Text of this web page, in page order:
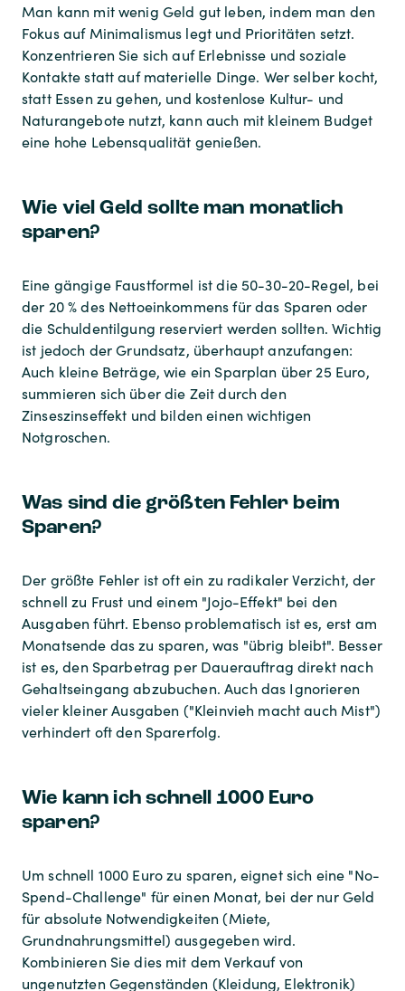
Man kann mit wenig Geld gut leben, indem man den
Fokus auf Minimalismus legt und Prioritäten setzt.
Konzentrieren Sie sich auf Erlebnisse und soziale
Kontakte statt auf materielle Dinge. Wer selber kocht,
statt Essen zu gehen, und kostenlose Kultur- und
Naturangebote nutzt, kann auch mit kleinem Budget
eine hohe Lebensqualität genießen.
Wie viel Geld sollte man monatlich
sparen?
Eine gängige Faustformel ist die 50-30-20-Regel, bei
der 20 % des Nettoeinkommens für das Sparen oder
die Schuldentilgung reserviert werden sollten. Wichtig
ist jedoch der Grundsatz, überhaupt anzufangen:
Auch kleine Beträge, wie ein Sparplan über 25 Euro,
summieren sich über die Zeit durch den
Zinseszinseffekt und bilden einen wichtigen
Notgroschen.
Was sind die größten Fehler beim
Sparen?
Der größte Fehler ist oft ein zu radikaler Verzicht, der
schnell zu Frust und einem "Jojo-Effekt" bei den
Ausgaben führt. Ebenso problematisch ist es, erst am
Monatsende das zu sparen, was "übrig bleibt". Besser
ist es, den Sparbetrag per Dauerauftrag direkt nach
Gehaltseingang abzubuchen. Auch das Ignorieren
vieler kleiner Ausgaben ("Kleinvieh macht auch Mist")
verhindert oft den Sparerfolg.
Wie kann ich schnell 1000 Euro
sparen?
Um schnell 1000 Euro zu sparen, eignet sich eine "No-
Spend-Challenge" für einen Monat, bei der nur Geld
für absolute Notwendigkeiten (Miete,
Grundnahrungsmittel) ausgegeben wird.
Kombinieren Sie dies mit dem Verkauf von
ungenutzten Gegenständen (Kleidung, Elektronik)